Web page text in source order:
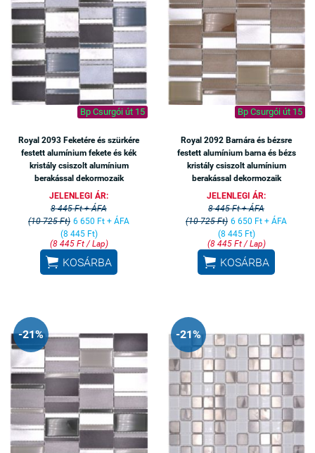
Bp Csurgói út 15
Royal 2093 Feketére és szürkére
festett alumínium fekete és kék
kristály csiszolt alumínium
berakással dekormozaik
JELENLEGI ÁR:
8 445 Ft + ÁFA
(10 725 Ft) 6 650 Ft + ÁFA
(8 445 Ft)
(8 445 Ft / Lap)
 KOSÁRBA
Bp Csurgói út 15
Royal 2092 Barnára és bézsre
festett alumínium barna és bézs
kristály csiszolt alumínium
berakással dekormozaik
JELENLEGI ÁR:
8 445 Ft + ÁFA
(10 725 Ft) 6 650 Ft + ÁFA
(8 445 Ft)
(8 445 Ft / Lap)
 KOSÁRBA
-21% -21%